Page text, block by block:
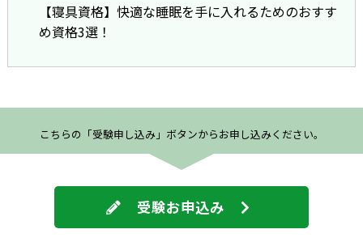
【寝具資格】快適な睡眠を手に入れるためのおすす
め資格3選！
こちらの「受験申し込み」ボタンからお申し込みください。
受験お申込み